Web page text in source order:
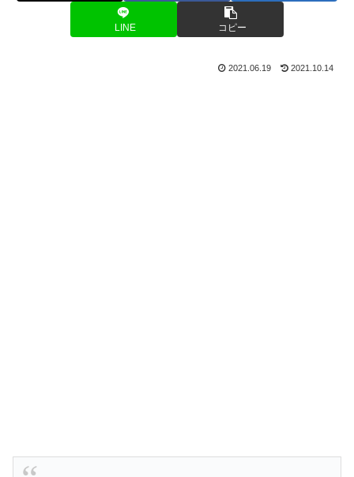
LINE コピー
2021.06.19 2021.10.14